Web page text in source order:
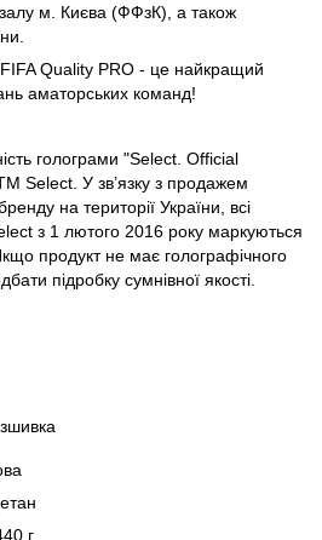
м. Києва (ФФзК), а також
Quality PRO - це найкращий
аматорських команд!
голограми "Select. Official
Select. У зв’язку з продажем
на території України, всі
з 1 лютого 2016 року маркуються
продукт не має голографічного
підробку сумнівної якості.
г